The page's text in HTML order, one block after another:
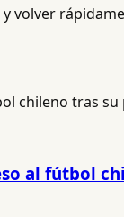
volver
al fútbol